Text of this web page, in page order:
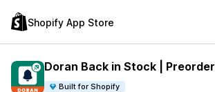
Shopify App Store
Doran Back in Stock | Preorder
Built for Shopify